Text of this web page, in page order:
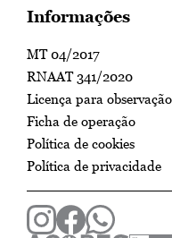
Informações
MT 04/2017
RNAAT 341/2020
Licença para
Ficha de operação
Política de cookies
Política de privacidade